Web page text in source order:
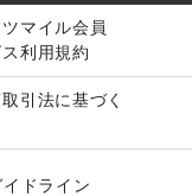
マイル会員
利用規約
引法に基づく
ドライン